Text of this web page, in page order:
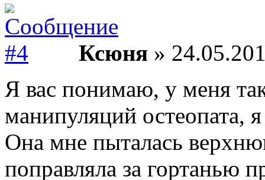
Ксюня »
Я вас понимаю, у меня
манипуляций остеопата,
Она мне пыталась
поправляла за гортанью